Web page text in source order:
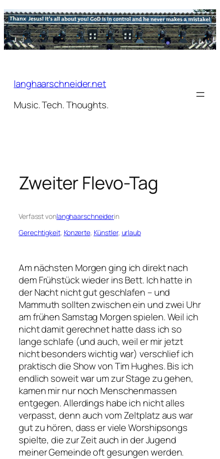
Zum
Inhalt
springen
langhaarschneider.net
Music. Tech. Thoughts.
Zweiter Flevo-Tag
Verfasst vonlanghaarschneiderin
Gerechtigkeit, Konzerte, Künstler, urlaub
Am nächsten Morgen ging ich direkt nach
dem Frühstück wieder ins Bett. Ich hatte in
der Nacht nicht gut geschlafen – und
Mammuth sollten zwischen ein und zwei Uhr
am frühen Samstag Morgen spielen. Weil ich
nicht damit gerechnet hatte dass ich so
lange schlafe (und auch, weil er mir jetzt
nicht besonders wichtig war) verschlief ich
praktisch die Show von Tim Hughes. Bis ich
endlich soweit war um zur Stage zu gehen,
kamen mir nur noch Menschenmassen
entgegen. Allerdings habe ich nicht alles
verpasst, denn auch vom Zeltplatz aus war
gut zu hören, dass er viele Worshipsongs
spielte, die zur Zeit auch in der Jugend
meiner Gemeinde oft gesungen werden.